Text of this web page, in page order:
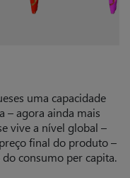
uma capacidade
– agora ainda mais
vive a nível global –
final do produto –
consumo per capita.